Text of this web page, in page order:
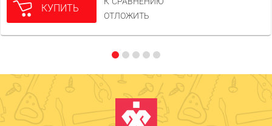
КУПИТЬ
ОТЛОЖИТЬ